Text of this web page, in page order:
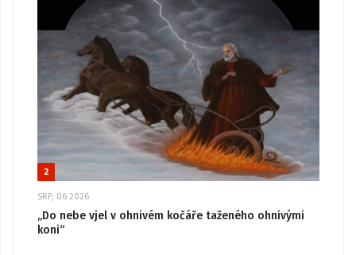
2
SRP, 06 2026
„Do nebe vjel v ohnivém kočáře taženého ohnivými
koni“